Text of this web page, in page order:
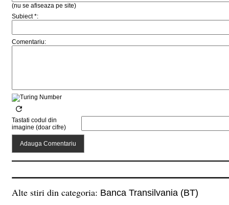
(nu se afiseaza pe site)
Subiect *:
Comentariu:
Tastati codul din
imagine (doar cifre)
Alte stiri din categoria: Banca Transilvania (BT)